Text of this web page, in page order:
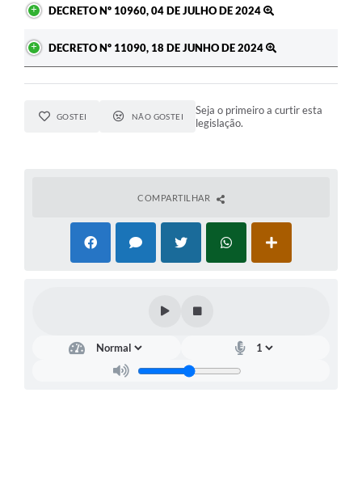
DECRETO Nº 10960, 04 DE JULHO DE 2024
DECRETO Nº 11090, 18 DE JUNHO DE 2024
GOSTEI NÃO GOSTEI
Seja o primeiro a curtir esta
legislação.
COMPARTILHAR